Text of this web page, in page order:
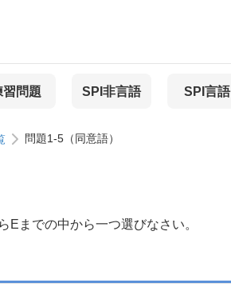
習問題 SPI非言語 SPI言語
問題1-5（同意語）
Eまでの中から一つ選びなさい。